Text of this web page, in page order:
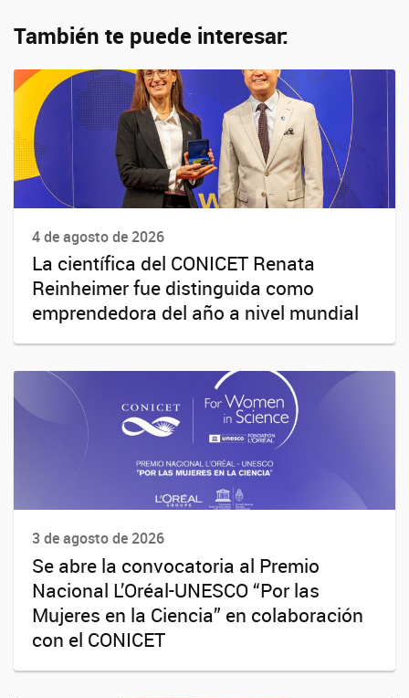
También te puede interesar:
4 de agosto de 2026
La científica del CONICET Renata
Reinheimer fue distinguida como
emprendedora del año a nivel mundial
3 de agosto de 2026
Se abre la convocatoria al Premio
Nacional L’Oréal-UNESCO “Por las
Mujeres en la Ciencia” en colaboración
con el CONICET